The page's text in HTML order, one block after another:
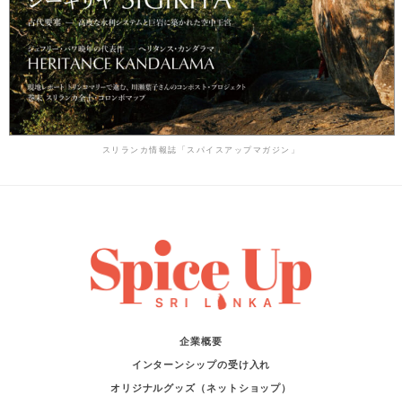
スリランカ情報誌「スパイスアップマガジン」
企業概要
インターンシップの受け入れ
オリジナルグッズ（ネットショップ）